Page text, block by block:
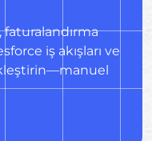
faturalandırma
iş akışları ve